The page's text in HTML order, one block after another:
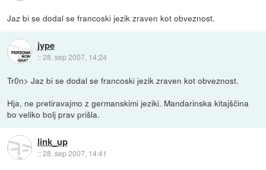
Jaz bi se dodal se francoski jezik zraven kot obveznost.
jype
::28. sep 2007, 14:24
Tr0n> Jaz bi se dodal se francoski jezik zraven kot obveznost.
Hja, ne pretiravajmo z germanskimi jeziki. Mandarinska kitajščina
bo veliko bolj prav prišla.
link_up
::28. sep 2007, 14:41